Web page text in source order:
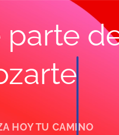
parte
HOY TU CAMINO